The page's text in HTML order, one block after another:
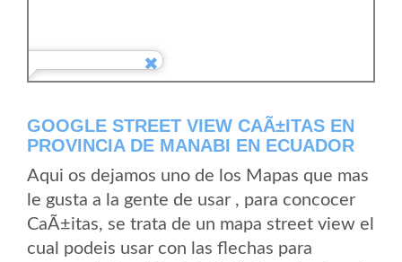
GOOGLE STREET VIEW CAÃ±ITAS EN
PROVINCIA DE MANABI EN ECUADOR
Aqui os dejamos uno de los Mapas que mas
le gusta a la gente de usar , para concocer
CaÃ±itas, se trata de un mapa street view el
cual podeis usar con las flechas para